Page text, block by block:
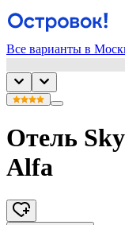
Все варианты в
Отель
Alfa